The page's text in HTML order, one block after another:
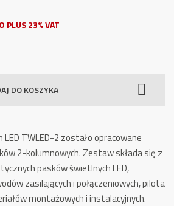
PLUS 23% VAT
DO KOSZYKA
TWLED-2 zostało opracowane
2-kolumnowych.Zestaw składa się z
pasków świetlnych LED,
zasilających i połączeniowych, pilota
montażowych i instalacyjnych.